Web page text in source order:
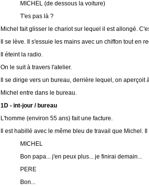
MICHEL (de dessous la voiture)
T'es pas là ?
Michel fait glisser le chariot sur lequel il est allongé.
Il se lève. Il s'essuie les mains avec un chiffon tout en
Il éteint la radio.
On le suit à travers l'atelier.
Il se dirige vers un bureau, derrière lequel, on
Michel entre dans le bureau.
1D - int-jour / bureau
L'homme (environ 55 ans) fait une facture.
Il est habillé avec le même bleu de travail que Michel.
MICHEL
Bon papa... j'en peux plus... je finirai demain...
PERE
Bon...